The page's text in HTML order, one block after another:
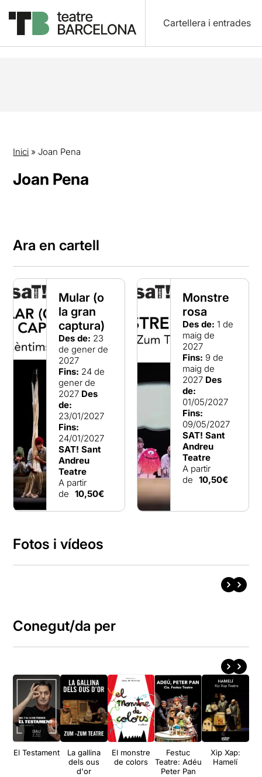
Cartellera i entrades
Inici » Joan Pena
Joan Pena
Ara en cartell
Mular (o
la gran
captura)
Des de: 23
de gener de
2027
Fins: 24 de
gener de
2027 Des
de:
23/01/2027
Fins:
24/01/2027
SAT! Sant
Andreu
Teatre
A partir
de 10,50€
Monstre
rosa
Des de: 1 de
maig de
2027
Fins: 9 de
maig de
2027 Des
de:
01/05/2027
Fins:
09/05/2027
SAT! Sant
Andreu
Teatre
A partir
de 10,50€
Fotos i vídeos
Conegut/da per
El Testament
La gallina
dels ous
d'or
El monstre
de colors
Festuc
Teatre: Adéu
Peter Pan
Xip Xap:
Hamelí